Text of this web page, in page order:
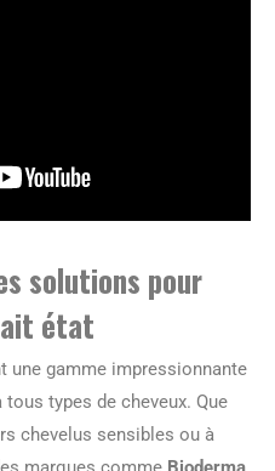
solutions pour
état
une gamme impressionnante
types de cheveux. Que
chevelus sensibles ou à